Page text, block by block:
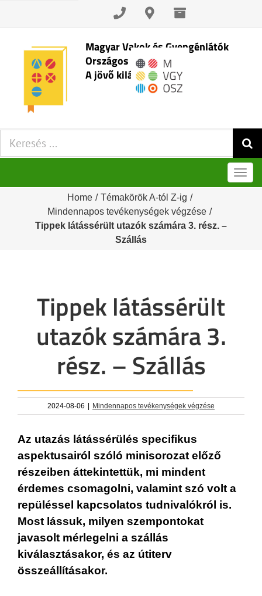
Skip
content
Magyar Vakok és Gyengénlátók
Országos Szövetsége
A jövő kilátásai
Keresés:
Home / Témakörök A-tól Z-ig /
Mindennapos tevékenységek végzése /
Tippek látássérült utazók számára 3. rész. –
Szállás
Tippek látássérült
utazók számára 3.
rész. – Szállás
2024-08-06 | Mindennapos tevékenységek végzése
Az utazás látássérülés specifikus
aspektusairól szóló minisorozat előző
részeiben áttekintettük, mi mindent
érdemes csomagolni, valamint szó volt a
repüléssel kapcsolatos tudnivalókról is.
Most lássuk, milyen szempontokat
javasolt mérlegelni a szállás
kiválasztásakor, és az útiterv
összeállításakor.